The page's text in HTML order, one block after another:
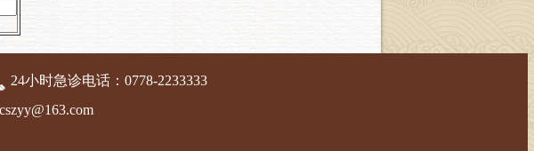
24小时急诊电话：0778-2233333